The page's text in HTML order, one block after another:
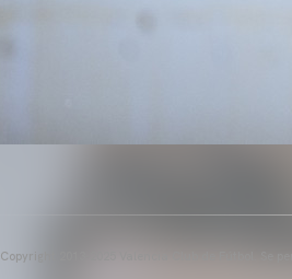
Copyright 2013-2025 Valencia Club de Fútbol. Se